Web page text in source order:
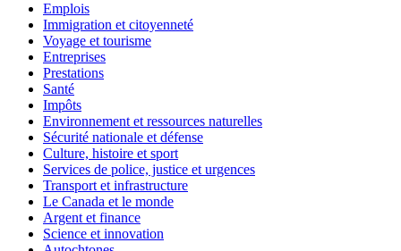
Thèmes
sujets
Emplois
Immigration et citoyenneté
Voyage et tourisme
Entreprises
Prestations
Santé
Impôts
Environnement et ressources naturelles
Sécurité nationale et défense
Culture, histoire et sport
Services de police, justice et urgences
Transport et infrastructure
Le Canada et le monde
Argent et finance
Science et innovation